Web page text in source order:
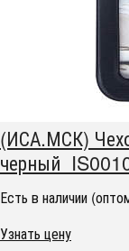
(ИСА.МСК)
черный
Есть в наличии
Узнать цену